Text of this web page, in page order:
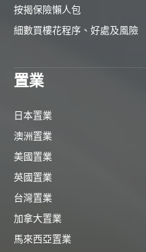
按揭保險懶人包
細數買樓花程序、好處及風險
置業
日本置業
澳洲置業
美國置業
英國置業
台灣置業
加拿大置業
馬來西亞置業